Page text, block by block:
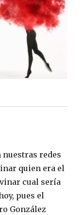
redes
quien era el
cual sería
pues el
González